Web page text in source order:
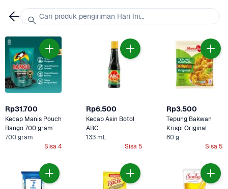
Rp31.700
Kecap Manis Pouch
Bango 700 gram
700 gram
Sisa 4
Rp6.500
Kecap Asin Botol
ABC
133 mL
Sisa 5
Rp3.500
Tepung Bakwan
Krispi Original
Mamasuka
80 g
Sisa 5
Cari produk pengiriman Hari Ini...